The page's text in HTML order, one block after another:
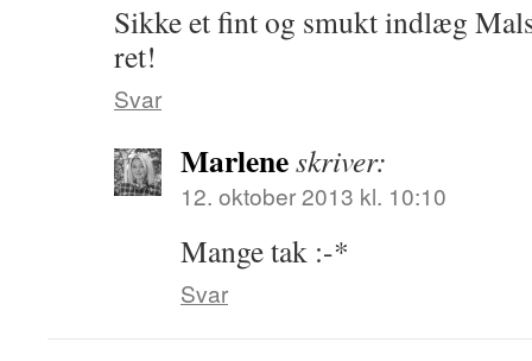
Sikke et fint og smukt indlæg
ret!
Svar
Marleneskriver:
12. oktober 2013 kl. 10:10
Mange tak :-*
Svar